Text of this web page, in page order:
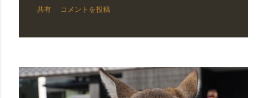
共有 コメントを投稿